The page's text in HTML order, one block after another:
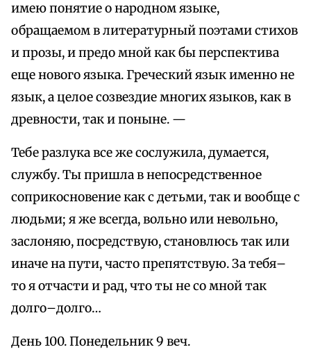
имею понятие о народном языке,
обращаемом в литературный поэтами стихов
и прозы, и предо мной как бы перспектива
еще нового языка. Греческий язык именно не
язык, а целое созвездие многих языков, как в
древности, так и поныне. —
Тебе разлука все же сослужила, думается,
службу. Ты пришла в непосредственное
соприкосновение как с детьми, так и вообще с
людьми; я же всегда, вольно или невольно,
заслоняю, посредствую, становлюсь так или
иначе на пути, часто препятствую. За тебя–
то я отчасти и рад, что ты не со мной так
долго–долго…
День 100. Понедельник 9 веч.